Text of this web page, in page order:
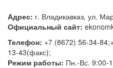
Адрес: г. Владикавказ, ул.
Официальный сайт:
Телефон: +7 (8672) 56-34-
13-43(факс);
Режим работы: Пн.-Вс. 9:00-